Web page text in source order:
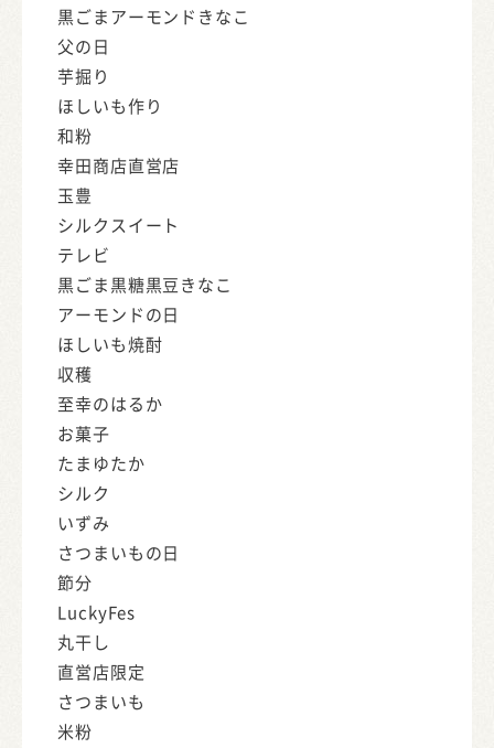
黒ごまアーモンドきなこ
父の日
芋掘り
ほしいも作り
和粉
幸田商店直営店
玉豊
シルクスイート
テレビ
黒ごま黒糖黒豆きなこ
アーモンドの日
ほしいも焼酎
収穫
至幸のはるか
お菓子
たまゆたか
シルク
いずみ
さつまいもの日
節分
LuckyFes
丸干し
直営店限定
さつまいも
米粉